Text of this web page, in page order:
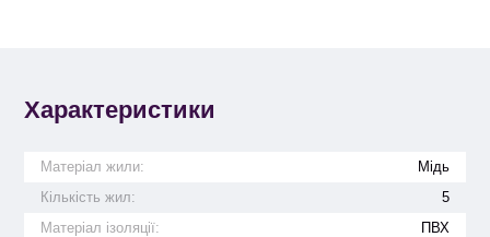
Характеристики
Матеріал жили:
Мідь
Кількість жил:
5
Матеріал ізоляції:
ПВХ